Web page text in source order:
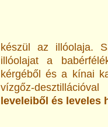
készül az illóolaja.
illóolajat a
kérgéből és a kínai
vízgőz-
leveleiből és